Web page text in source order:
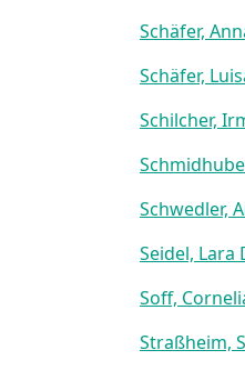
Schäfer,
Schäfer,
Schilcher,
Schwedler,
Seidel, Lara
Soff,
Straßheim,